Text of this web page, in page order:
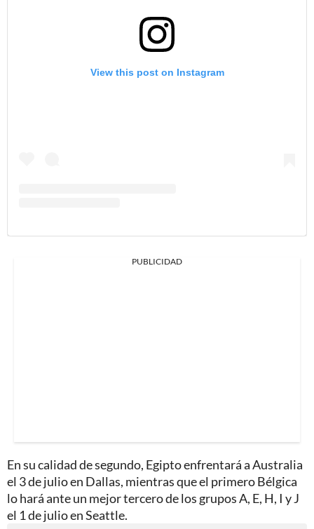
View this post on Instagram
PUBLICIDAD
En su calidad de segundo, Egipto enfrentará a Australia
el 3 de julio en Dallas, mientras que el primero Bélgica
lo hará ante un mejor tercero de los grupos A, E, H, I y J
el 1 de julio en Seattle.